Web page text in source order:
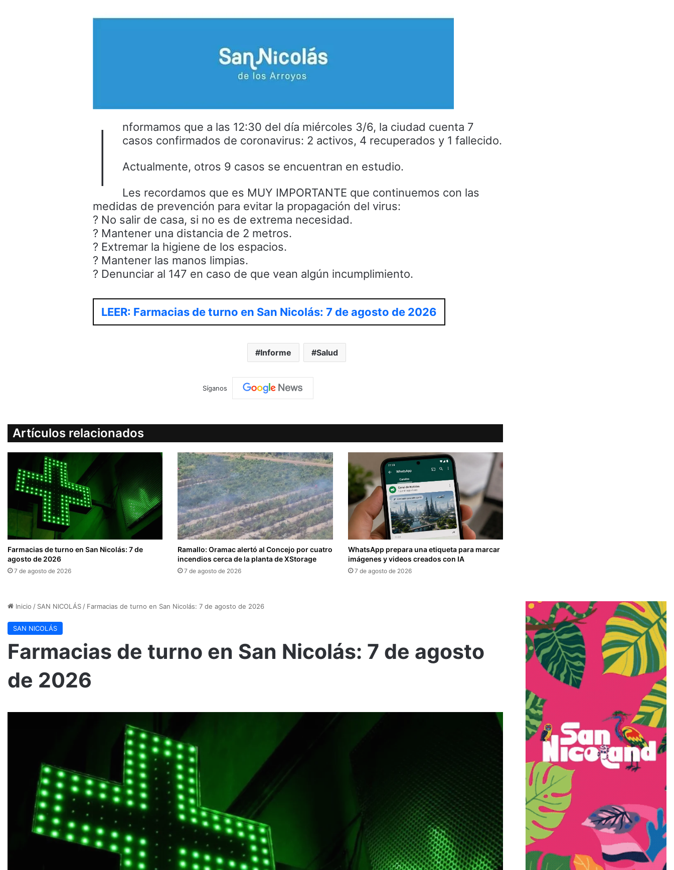
I
nformamos que a las 12:30 del día miércoles 3/6, la ciudad cuenta 7
casos confirmados de coronavirus: 2 activos, 4 recuperados y 1 fallecido.
Actualmente, otros 9 casos se encuentran en estudio.
Les recordamos que es MUY IMPORTANTE que continuemos con las
medidas de prevención para evitar la propagación del virus:
? No salir de casa, si no es de extrema necesidad.
? Mantener una distancia de 2 metros.
? Extremar la higiene de los espacios.
? Mantener las manos limpias.
? Denunciar al 147 en caso de que vean algún incumplimiento.
LEER: Farmacias de turno en San Nicolás: 7 de agosto de 2026
Informe Salud
Síganos
Artículos relacionados
Farmacias de turno en San Nicolás: 7 de
agosto de 2026
7 de agosto de 2026
Ramallo: Oramac alertó al Concejo por cuatro
incendios cerca de la planta de XStorage
7 de agosto de 2026
WhatsApp prepara una etiqueta para marcar
imágenes y videos creados con IA
7 de agosto de 2026